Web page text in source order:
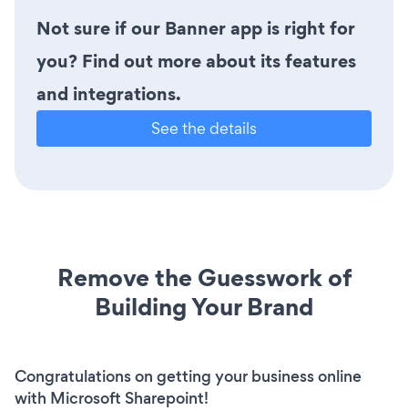
Not sure if our Banner app is right for
you? Find out more about its features
and integrations.
See the details
Remove the Guesswork of
Building Your Brand
Congratulations on getting your business online
with Microsoft Sharepoint!